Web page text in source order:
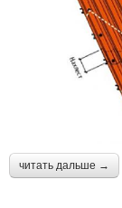
читать дальше →